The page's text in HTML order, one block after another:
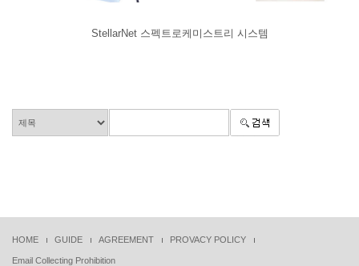
StellarNet 스펙트로케미스트리 시스템
HOME GUIDE AGREEMENT PROVACY POLICY
Email Collecting Prohibition